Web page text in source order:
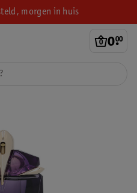
morgen in huis
0.
00